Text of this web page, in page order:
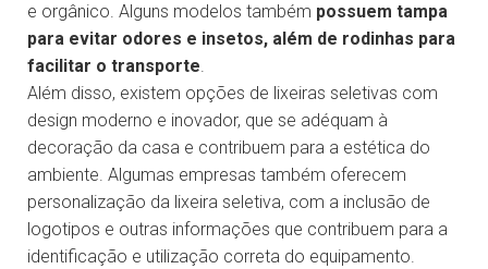
e orgânico. Alguns modelos também possuem tampa
para evitar odores e insetos, além de rodinhas para
facilitar o transporte.
Além disso, existem opções de lixeiras seletivas com
design moderno e inovador, que se adéquam à
decoração da casa e contribuem para a estética do
ambiente. Algumas empresas também oferecem
personalização da lixeira seletiva, com a inclusão de
logotipos e outras informações que contribuem para a
identificação e utilização correta do equipamento.